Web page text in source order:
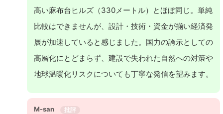
高い麻布台ヒルズ（330メートル）とほぼ同じ。単純
比較はできませんが、設計・技術・資金が揃い経済発
展が加速していると感じました。国力の誇示としての
高層化にとどまらず、建設で失われた自然への対策や
地球温暖化リスクについても丁寧な発信を望みます。
M-san 批評